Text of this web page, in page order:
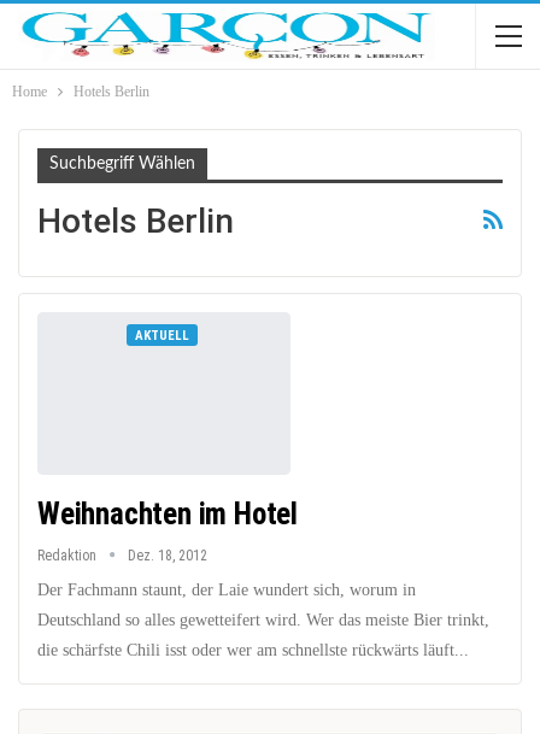
Home Hotels Berlin
Suchbegriff Wählen
Hotels Berlin
AKTUELL
Weihnachten im Hotel
Redaktion Dez. 18, 2012
Der Fachmann staunt, der Laie wundert sich, worum in
Deutschland so alles gewetteifert wird. Wer das meiste Bier trinkt,
die schärfste Chili isst oder wer am schnellste rückwärts läuft...